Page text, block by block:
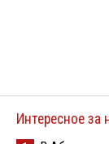
Интересное за